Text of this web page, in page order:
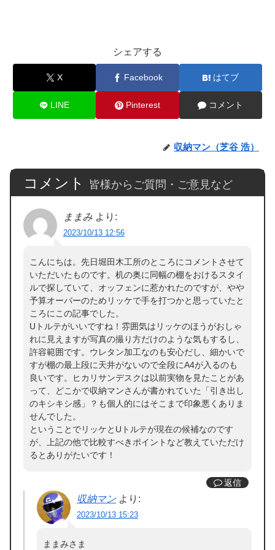
シェアする
X Facebook はてブ
LINE Pinterest コメント
収納マン（芝谷 浩）
コメント 皆様からご質問・ご意見など
ままみ より:
2023/10/13 12:56
こんにちは。先日堀田木工所のところにコメントさせて
いただいたものです。机の奥に同幅の棚をおけるスタイ
ルで探していて、オッフェンに惹かれたのですが、やや
予算オーバーのためリッケで手を打つかと思っていたと
ころにこの記事でした。
Uトルテがいいですね！雰囲気はリッケのほうがおしゃ
れに見えますが写真の撮り方だけのような気もするし、
許容範囲です。ウレタン加工なのも安心だし、細かいで
すが棚の最上段に天井がないので全段にA4が入るのも
良いです。ヒカリサンデスクは以前実物を見たことがあ
って、どこかで収納マンさんが書かれていた「引き出し
のキシキシ感」？も個人的にはそこまで印象悪くありま
せんでした。
ということでリッケとUトルテが現在の候補なのです
が、上記の他で比較すべきポイントなど教えていただけ
るとありがたいです！
返信
収納マン より:
2023/10/13 15:23
ままみさま